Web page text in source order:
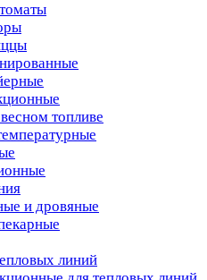
топливе
и дровяные
линий